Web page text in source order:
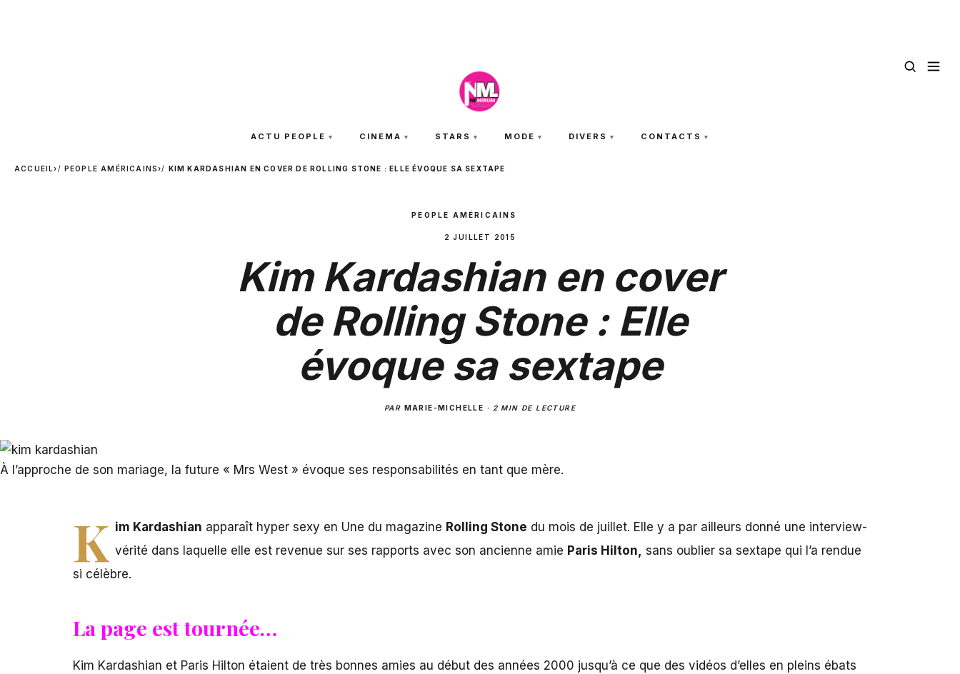
ACTU PEOPLE CINEMA STARS MODE DIVERS CONTACTS
ACCUEIL› PEOPLE AMÉRICAINS› KIM KARDASHIAN EN COVER DE ROLLING STONE : ELLE ÉVOQUE SA SEXTAPE
PEOPLE AMÉRICAINS
2 JUILLET 2015
Kim Kardashian en cover
de Rolling Stone : Elle
évoque sa sextape
PAR MARIE-MICHELLE · 2 MIN DE LECTURE
À l’approche de son mariage, la future « Mrs West » évoque ses responsabilités en tant que mère.
K im Kardashian apparaît hyper sexy en Une du magazine Rolling Stone du mois de juillet. Elle y a par ailleurs donné une interview-
vérité dans laquelle elle est revenue sur ses rapports avec son ancienne amie Paris Hilton, sans oublier sa sextape qui l’a rendue
si célèbre.
La page est tournée…
Kim Kardashian et Paris Hilton étaient de très bonnes amies au début des années 2000 jusqu’à ce que des vidéos d’elles en pleins ébats